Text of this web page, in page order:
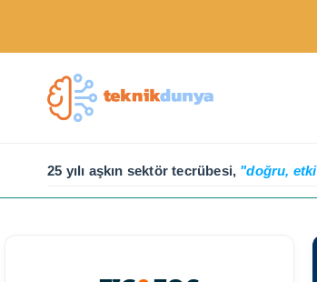
25 yılı aşkın sektör tecrübesi, "doğru,